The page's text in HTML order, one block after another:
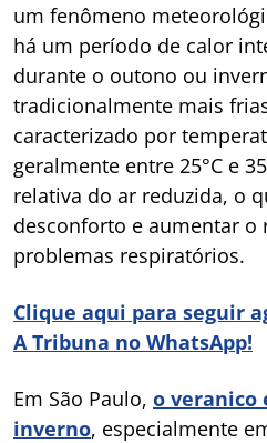
um fenômeno
há um período de calor
durante o outono ou
tradicionalmente mais
caracterizado por
geralmente entre 25°C e
relativa do ar reduzida, o
desconforto e aumentar o
problemas respiratórios.
Clique aqui para seguir
A Tribuna no WhatsApp!
Em São Paulo, o veranico
inverno, especialmente